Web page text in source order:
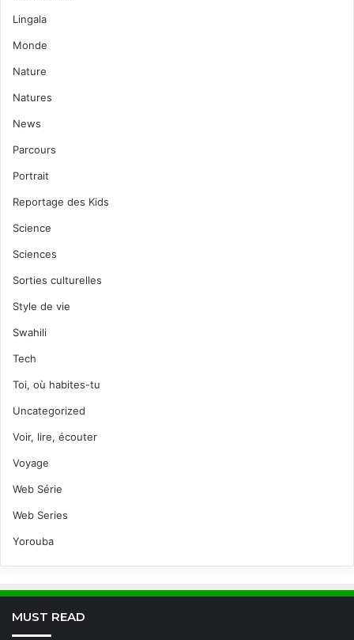
Lingala
Monde
Nature
Natures
News
Parcours
Portrait
Reportage des Kids
Science
Sciences
Sorties culturelles
Style de vie
Swahili
Tech
Toi, où habites-tu
Uncategorized
Voir, lire, écouter
Voyage
Web Série
Web Series
Yorouba
MUST READ